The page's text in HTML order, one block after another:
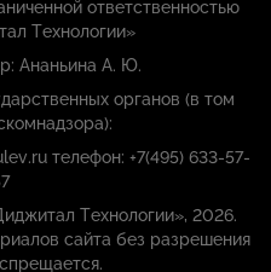
ответственностью
Технологии»
Ананьина А. Ю.
органов (в том
телефон: +7(495) 633-57-
Технологии», 2026.
сайта без разрешения